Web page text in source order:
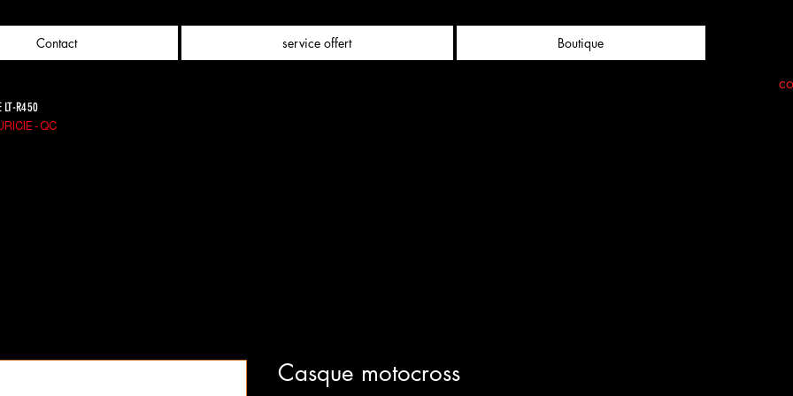
Contact service offert Boutique
LT-R450
- QC
Casque motocross